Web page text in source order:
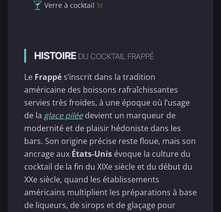
Verre à cocktail
HISTOIRE DU COCKTAIL FRAPPÉ
Le Frappé s’inscrit dans la tradition
américaine des boissons rafraîchissantes
servies très froides, à une époque où l’usage
de la glace piléedevient un marqueur de
modernité et de plaisir hédoniste dans les
bars. Son origine précise reste floue, mais son
ancrage aux États-Unis évoque la culture du
cocktail de la fin du XIXe siècle et du début du
XXe siècle, quand les établissements
américains multiplient les préparations à base
de liqueurs, de sirops et de glaçage pour